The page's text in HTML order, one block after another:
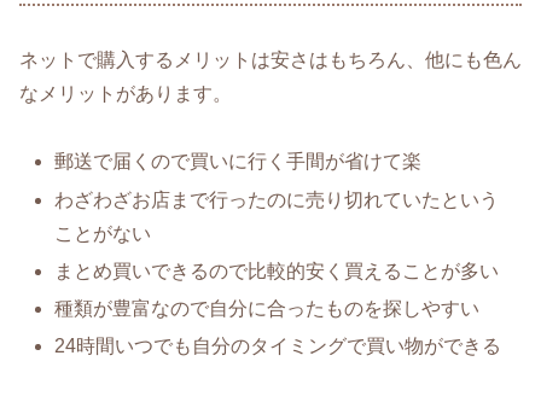
ネットで購入するメリットは安さはもちろん、他にも色ん
なメリットがあります。
郵送で届くので買いに行く手間が省けて楽
わざわざお店まで行ったのに売り切れていたという
ことがない
まとめ買いできるので比較的安く買えることが多い
種類が豊富なので自分に合ったものを探しやすい
24時間いつでも自分のタイミングで買い物ができる